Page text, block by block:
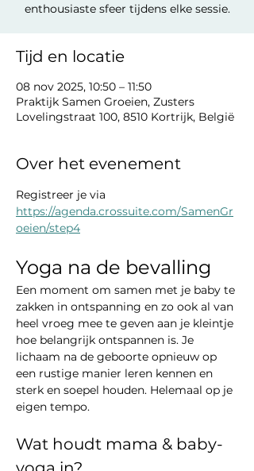
enthousiaste sfeer tijdens elke sessie.
Tijd en locatie
08 nov 2025, 10:50 – 11:50
Praktijk Samen Groeien, Zusters
Lovelingstraat 100, 8510 Kortrijk, België
Over het evenement
Registreer je via
https://agenda.crossuite.com/SamenGr
oeien/step4
Yoga na de bevalling
Een moment om samen met je baby te
zakken in ontspanning en zo ook al van
heel vroeg mee te geven aan je kleintje
hoe belangrijk ontspannen is. Je
lichaam na de geboorte opnieuw op
een rustige manier leren kennen en
sterk en soepel houden. Helemaal op je
eigen tempo.
Wat houdt mama & baby-